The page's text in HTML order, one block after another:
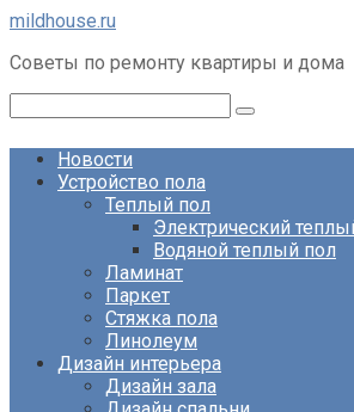
Перейти
контенту
mildhouse.ru
Советы по ремонту квартиры и дома
Новости
Устройство пола
Теплый пол
Электрический
Водяной теплый пол
Ламинат
Паркет
Стяжка пола
Линолеум
Дизайн интерьера
Дизайн зала